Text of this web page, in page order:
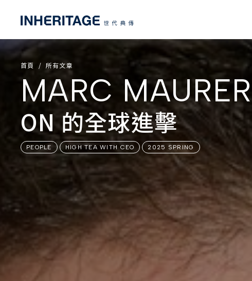
首頁 所有文章
MARC MAURER
ON 的全球進擊
PEOPLE HIGH TEA WITH CEO 2025 SPRING